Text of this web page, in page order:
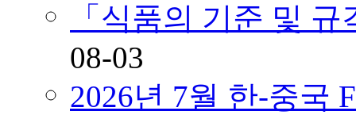
「식품의 기준 및
08-03
2026년 7월 한-중국